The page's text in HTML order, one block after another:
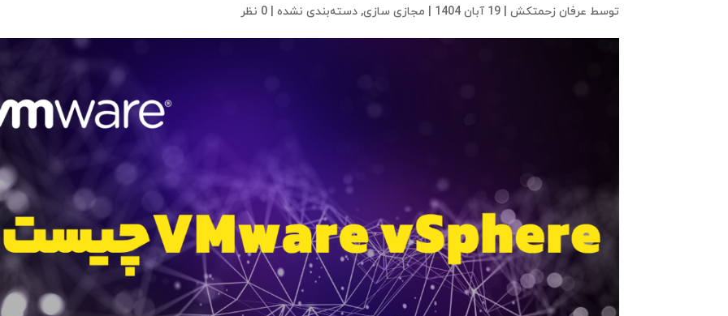
توسط عرفان زحمتکش |19 آبان 1404 مجازی سازی,دسته‌بندی نشده |0 نظر